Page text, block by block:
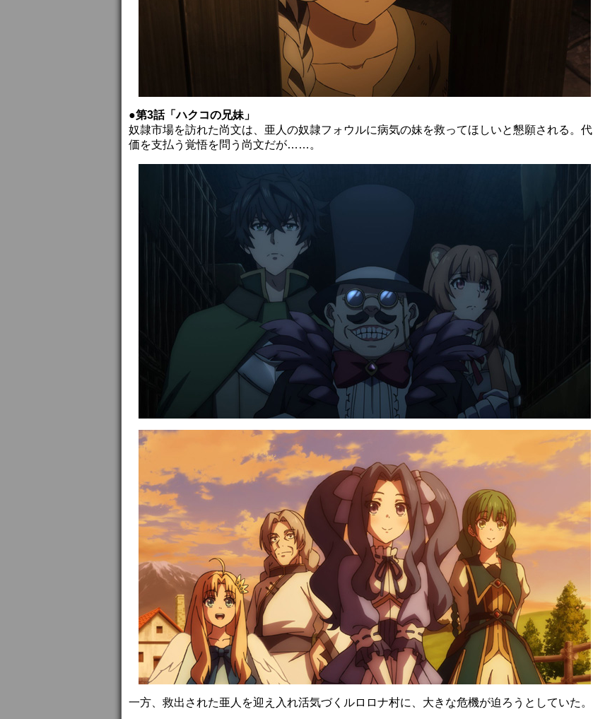
●第3話「ハクコの兄妹」
奴隷市場を訪れた尚文は、亜人の奴隷フォウルに病気の妹を救ってほしいと懇願される。代
価を支払う覚悟を問う尚文だが……。
一方、救出された亜人を迎え入れ活気づくルロロナ村に、大きな危機が迫ろうとしていた。